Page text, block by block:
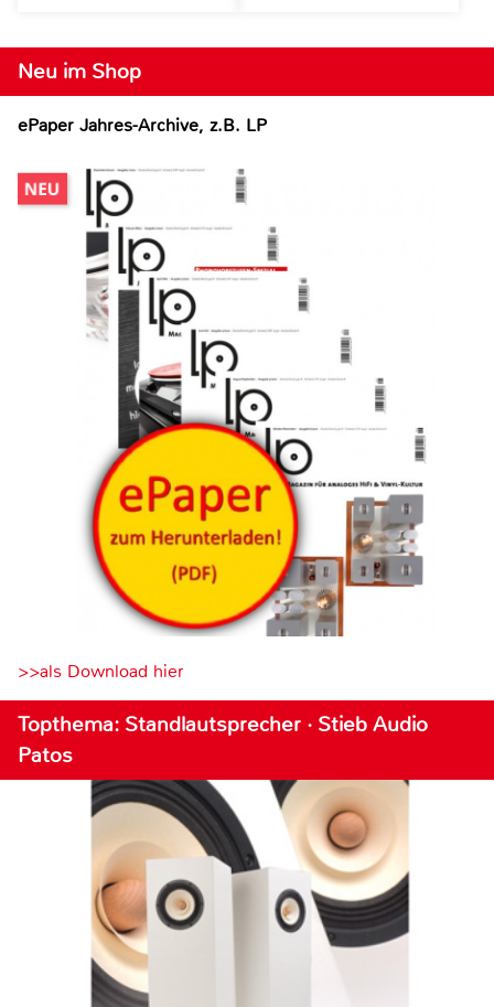
Neu im Shop
ePaper Jahres-Archive, z.B. LP
>>als Download hier
Topthema: Standlautsprecher · Stieb Audio
Patos